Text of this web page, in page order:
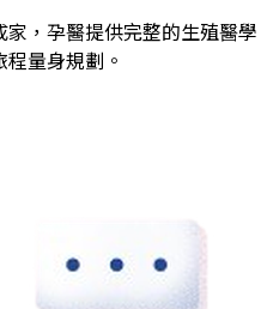
，孕醫提供完整的生殖醫學
量身規劃。